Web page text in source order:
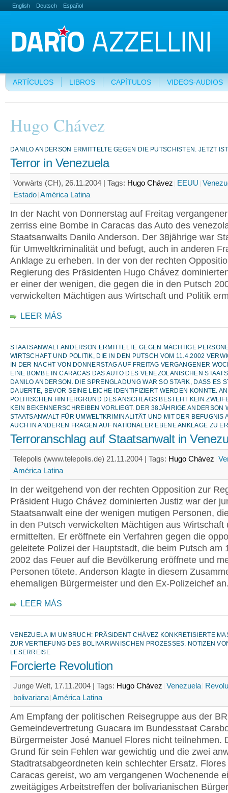
English Deutsch Español
ARTÍCULOS LIBROS CAPÍTULOS VIDEOS-AUDIOS
Hugo Chávez
DANILO ANDERSON ERMITTELTE GEGEN DIE PUTSCHISTEN. JETZT
Terror in Venezuela
Vorwärts (CH), 26.11.2004 | Tags: Hugo Chávez EEUU
Estado América Latina
In der Nacht von Donnerstag auf Freitag
zerriss eine Bombe in Caracas das Auto des
Staatsanwalts Danilo Anderson. Der 38jährige war
für Umweltkriminalität und befugt, auch in anderen
Anklage zu erheben. In der von der rechten
Regierung des Präsidenten Hugo Chávez
er einer der wenigen, die gegen die in den Putsch
verwickelten Mächtigen aus Wirtschaft und Politik
LEER MÁS
STAATSANWALT ANDERSON ERMITTELTE GEGEN MÄCHTIGE
WIRTSCHAFT UND POLITIK, DIE IN DEN PUTSCH VOM 11.4.2002
IN DER NACHT VON DONNERSTAG AUF FREITAG VERGANGENER
EINE BOMBE IN CARACAS DAS AUTO DES VENEZOLANISCHEN
DANILO ANDERSON. DIE SPRENGLADUNG WAR SO STARK, DASS ES
DAUERTE, BEVOR SEINE LEICHE IDENTIFIZIERT WERDEN KONNTE.
POLITISCHEN HINTERGRUND DES ANSCHLAGS BESTEHT KEIN
KEIN BEKENNERSCHREIBEN VORLIEGT. DER 38JÄHRIGE ANDERSON
STAATSANWALT FÜR UMWELTKRIMINALITÄT UND MIT DER BEFUGNIS
AUCH IN ANDEREN FRAGEN AUF NATIONALER EBENE ANKLAGE ZU
Terroranschlag auf Staatsanwalt in
Telepolis (www.telepolis.de) 21.11.2004 | Tags: Hugo Chávez
América Latina
In der weitgehend von der rechten Opposition zur
Präsident Hugo Chávez dominierten Justiz war der
Staatsanwalt eine der wenigen mutigen Personen,
in den Putsch verwickelten Mächtigen aus Wirtschaft
ermittelten. Er eröffnete ein Verfahren gegen die
geleitete Polizei der Hauptstadt, die beim Putsch am
2002 das Feuer auf die Bevölkerung eröffnete und
Personen tötete. Anderson klagte in diesem
ehemaligen Bürgermeister und den Ex-Polizeichef
LEER MÁS
VENEZUELA IM UMBRUCH: PRÄSIDENT CHÁVEZ KONKRETISIERTE
UR VERTIEFUNG DES BOLIVARIANISCHEN PROZESSES. NOTIZEN
ESERREISE
Forcierte Revolution
Junge Welt, 17.11.2004 | Tags: Hugo Chávez Venezuela
bolivariana América Latina
Am Empfang der politischen Reisegruppe aus der
Gemeindevertretung Guacara im Bundesstaat
Bürgermeister José Manuel Flores nicht teilnehmen.
Grund für sein Fehlen war gewichtig und die zwei
Stadtratsabgeordneten kein schlechter Ersatz.
Caracas gereist, wo am vergangenen Wochenende
zweitägiges Arbeitstreffen der bolivarianischen